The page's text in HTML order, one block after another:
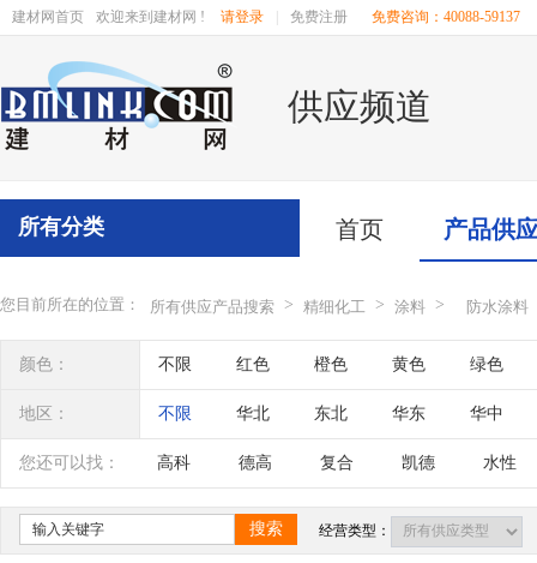
建材网首页 欢迎来到建材网 ! 请登录 免费注册 免费咨询：40088-59137
供应频道
首页 产品供
所有分类
您目前所在的位置： 所有供应产品搜索 > 精细化工 > 涂料 > 防水涂料
颜色： 不限 红色 橙色 黄色 绿色
地区： 不限 华北 东北 华东 华中
辽宁 吉林 黑龙江 内蒙古 江苏
四川 海南 贵州 云南 西藏
您还可以找： 高科 德高 复合 凯德 水性
搜索 经营类型：